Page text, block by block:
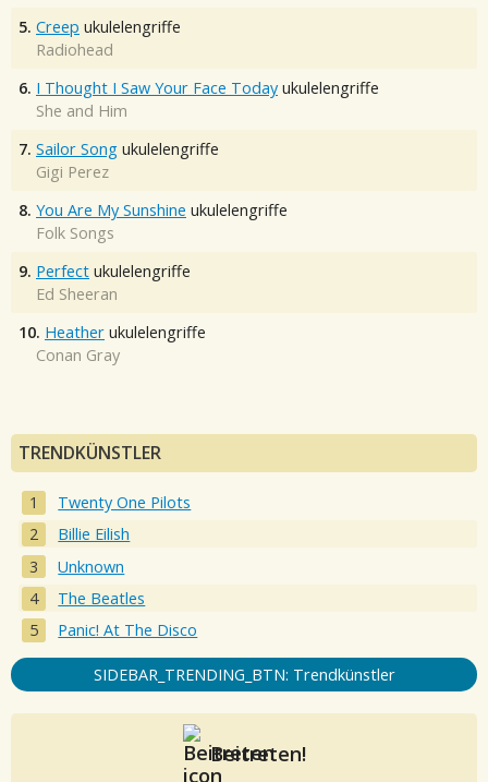
5. Creep ukulelengriffe
Radiohead
6. I Thought I Saw Your Face Today ukulelengriffe
She and Him
7. Sailor Song ukulelengriffe
Gigi Perez
8. You Are My Sunshine ukulelengriffe
Folk Songs
9. Perfect ukulelengriffe
Ed Sheeran
10. Heather ukulelengriffe
Conan Gray
TRENDKÜNSTLER
Twenty One Pilots
Billie Eilish
Unknown
The Beatles
Panic! At The Disco
SIDEBAR_TRENDING_BTN: Trendkünstler
Beitreten!